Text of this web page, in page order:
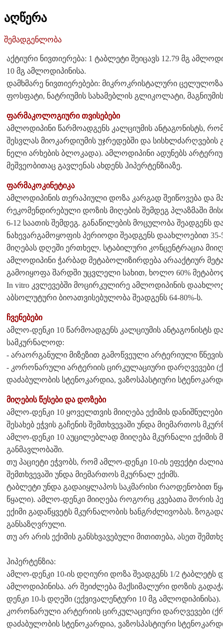
აღწერა
შემადგენლობა
აქტიური ნივთიერება: 1 ტაბლეტი შეიცავს 12.79 მგ
10 მგ ამლოდიპინისა.
დამხმარე ნივთიერებები: მიკროკრისტალური
ფოსფატი, ნატრიუმის სახამებლის გლიკოლატი,
ფარმაკოლოგიური თვისებები
ამლოდიპინი წარმოადგენს კალციუმის ანტაგონისტს,
შესვლას მიოკარდიუმის უჯრედებში და სისხლძარღვების
ნელი არხების ბლოკადა). ამლოდიპინი ადუნებს
მეშვეობითაც გავლენას ახდენს ჰიპერტენზიაზე.
ფარმაკოკინეტიკა
ამლოდიპინის თერაპიული დოზა კარგად შეიწოვება და
რეკომენდირებული დოზის მიღების შემდეგ პლაზმაში
6-12 საათის შემდეგ. განაწილების მოცულობა შეადგენს
ნახევარგამოყოფის პერიოდი შეადგენს დაახლოებით
მიღებას დღეში ერთხელ. სტაბილური კონცენტრაცია
ამლოდიპინი ჭარბად მეტაბოლიზირდება არააქტიურ
გამოიყოფა შარდში უცვლელი სახით, ხოლო 60%
In vitro კვლევებში მოცირკულირე ამლოდიპინის
აბსოლუტური ბიოათვისებულობა შეადგენს 64-80%-ს.
ჩვენებები
ამლო-დენკი 10 წარმოადგენს კალციუმის ანტაგონისტს
სამკურნალოდ:
- არაორგანული მიზეზით გამოწვეული არტერიული წნევის
- კორონარული არტერიის ცირკულაციური დარღვევები
დაძაბულობის სტენოკარდია, ვაზოსპასტიური
მიღების წესები და დოზები
ამლო-დენკი 10 ყოველთვის მიიღება ექიმის
შესახებ ეჭვის გაჩენის შემთხვევაში უნდა მიემართოს
ამლო-დენკი 10 აუცილებლად მიიღება მკურნალი
განმავლობაში.
თუ პაციეტი ეჭვობს, რომ ამლო-დენკი 10-ის ეფექტი
შემთხვევაში უნდა მიემართოს მკურნალ ექიმს.
ტაბლეტი უნდა გადაიყლაპოს საკმარისი რაოდენობით
წყალი). ამლო-დენკი მიიღება როგორც კვებათა შორის
ექიმი გადაწყვეტს მკურნალობის ხანგრძლივობას.
განსაზღვრული.
თუ არ არის ექიმის განსხვავებული მითითება, ასეთ
ჰიპერტენზია:
ამლო-დენკი 10-ის დღიური დოზა შეადგენს 1/2 ტაბლეტს
ამლოდიპინისა. არ შეიძლება მაქსიმალური დოზის
დენკი 10-ს დღეში (ექვივალენტური 10 მგ ამლოდიპინისა).
კორონარული არტერიის ცირკულაციური დარღვევები
დაძაბულობის სტენოკარდია, ვაზოსპასტიური